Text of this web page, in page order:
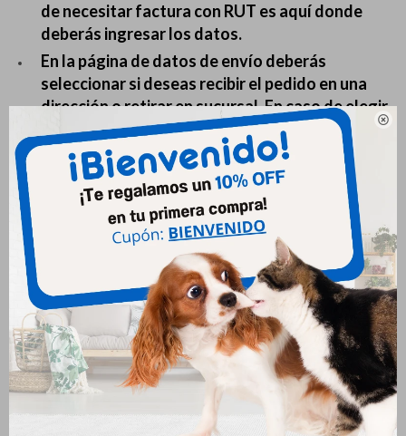

de necesitar factura con RUT es aquí donde
deberás ingresar los datos.
En la página de datos de envío deberás
seleccionar si deseas recibir el pedido en una
dirección o retirar en sucursal. En caso de elegir
enviar a dirección, deberás ingresar la dirección
en la cual deseas recibir el paquete y luego
elegir el método de envío. En caso de
seleccionar retiro en sucursal deberás
seleccionar en cuál deseas retirar tu paquete.
Elegí tu forma de pago.
Confirma tu pedido.
Recibirás un email confirmando tu pedido junto
con los detalles de entrega.
¡Y ya finalizaste tu compra!